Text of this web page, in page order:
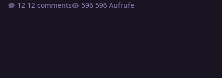
12 comments
596 Aufrufe